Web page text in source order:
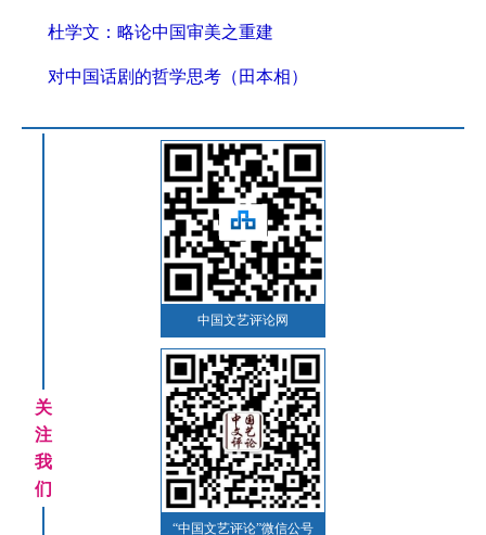
杜学文：略论中国审美之重建
对中国话剧的哲学思考（田本相）
关
注
我
们
中国文艺评论网
“中国文艺评论”微信公号